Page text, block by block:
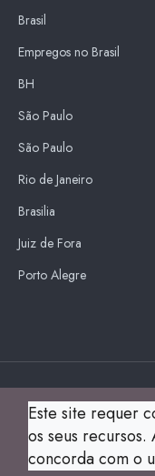
Brasil
Empregos no Brasil
BH
São Paulo
São Paulo
Rio de Janeiro
Brasilia
Juiz de Fora
Porto Alegre
© 2004 Guia
Este site requer
os seus
concorda com o